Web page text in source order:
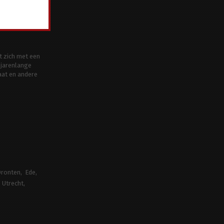
zich met een
en andere
Ede
Utrecht